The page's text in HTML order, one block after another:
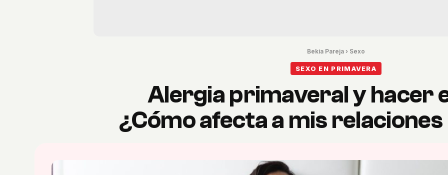
Bekia Pareja › Sexo
SEXO EN PRIMAVERA
Alergia primaveral y hacer
¿Cómo afecta a mis